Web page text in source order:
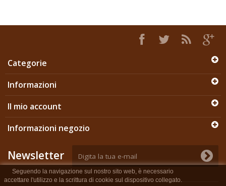
Categorie
Informazioni
Il mio account
Informazioni negozio
Seguendo la navigazione sul nostro sito web, è necessario
accettare l'utilizzo e la scrittura di cookie sul dispositivo collegato.
Newsletter